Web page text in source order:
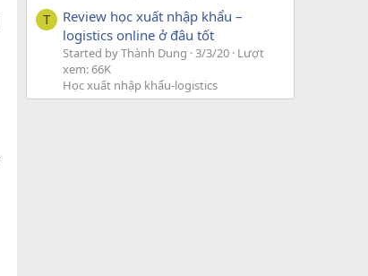
T
Review học xuất nhập khẩu –
logistics online ở đâu tốt
Started by Thành Dung 3/3/20 Lượt
xem: 66K
Học xuất nhập khẩu-logistics